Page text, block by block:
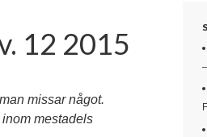
12 2015
missar något.
mestadels